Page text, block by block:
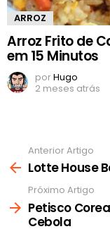
ARROZ
Arroz Frito de
em 15 Minutos
porHugo
2 meses atrás
mais
Anterior Artigo
Lotte House
Próximo Artigo
Petisco
Cebola